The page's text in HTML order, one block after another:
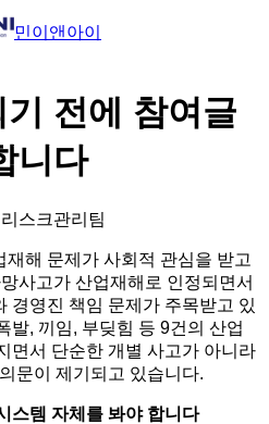
민이앤아이
전에 참여글
니다
스크관리팀
해 문제가 사회적 관심을 받고
사고가 산업재해로 인정되면서
경영진 책임 문제가 주목받고 있
발, 끼임, 부딪힘 등 9건의 산업
면서 단순한 개별 사고가 아니라
문이 제기되고 있습니다.
스템 자체를 봐야 합니다